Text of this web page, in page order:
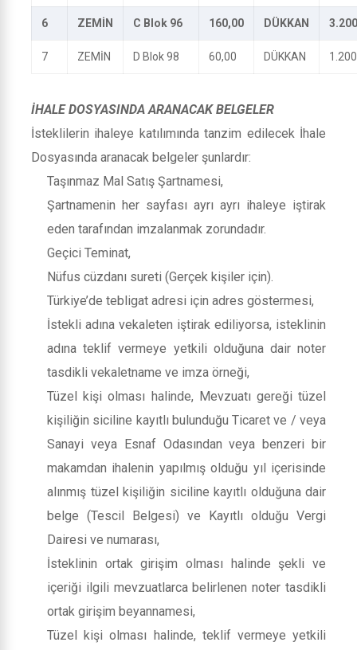
6 ZEMİN C Blok 96 160,00 DÜKKAN
7 ZEMİN D Blok 98 60,00 DÜKKAN
İHALE DOSYASINDA ARANACAK BELGELER
İsteklilerin ihaleye katılımında tanzim edilecek İhale
Dosyasında aranacak belgeler şunlardır:
Taşınmaz Mal Satış Şartnamesi,
Şartnamenin her sayfası ayrı ayrı ihaleye iştirak
eden tarafından imzalanmak zorundadır.
Geçici Teminat,
Nüfus cüzdanı sureti (Gerçek kişiler için).
Türkiye’de tebligat adresi için adres göstermesi,
İstekli adına vekaleten iştirak ediliyorsa, isteklinin
adına teklif vermeye yetkili olduğuna dair noter
tasdikli vekaletname ve imza örneği,
Tüzel kişi olması halinde, Mevzuatı gereği tüzel
kişiliğin siciline kayıtlı bulunduğu Ticaret ve / veya
Sanayi veya Esnaf Odasından veya benzeri bir
makamdan ihalenin yapılmış olduğu yıl içerisinde
alınmış tüzel kişiliğin siciline kayıtlı olduğuna dair
belge (Tescil Belgesi) ve Kayıtlı olduğu Vergi
Dairesi ve numarası,
İsteklinin ortak girişim olması halinde şekli ve
içeriği ilgili mevzuatlarca belirlenen noter tasdikli
ortak girişim beyannamesi,
Tüzel kişi olması halinde, teklif vermeye yetkili